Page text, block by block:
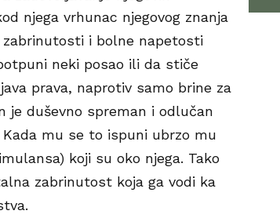
njega vrhunac njegovog znanja
zabrinutosti i bolne napetosti
neki posao ili da stiče
prava, naprotiv samo brine za
je duševno spreman i odlučan
mu se to ispuni ubrzo mu
koji su oko njega. Tako
zabrinutost koja ga vodi ka